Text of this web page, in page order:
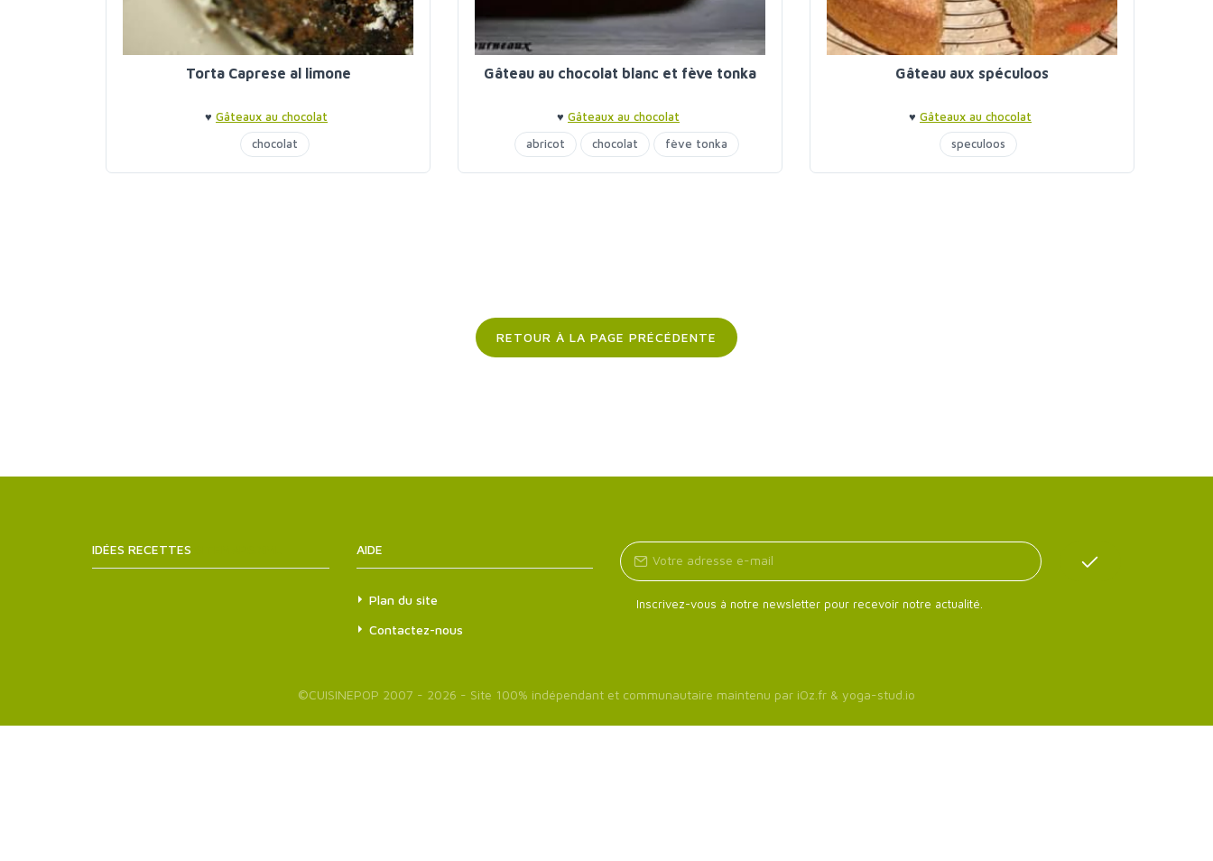
Torta Caprese al limone
♥ Gâteaux au chocolat
chocolat
Gâteau au chocolat blanc et fève tonka
♥ Gâteaux au chocolat
abricot
chocolat fève tonka
Gâteau aux spéculoos
♥ Gâteaux au chocolat
speculoos
RETOUR À LA PAGE PRÉCÉDENTE
IDÉES RECETTES AIDE
Plan du site
Contactez-nous
Inscrivez-vous à notre newsletter pour recevoir notre actualité.
©CUISINEPOP 2007 - 2026 - Site 100% indépendant et communautaire maintenu par iOz.fr & yoga-stud.io